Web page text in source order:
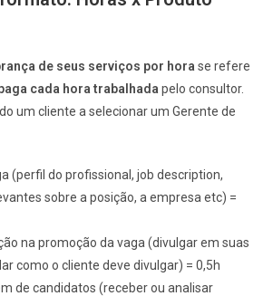
de seus serviços por hora se refere
cada hora trabalhada pelo consultor.
um cliente a selecionar um Gerente de
(perfil do profissional, job description,
sobre a posição, a empresa etc) =
na promoção da vaga (divulgar em suas
como o cliente deve divulgar) = 0,5h
de candidatos (receber ou analisar